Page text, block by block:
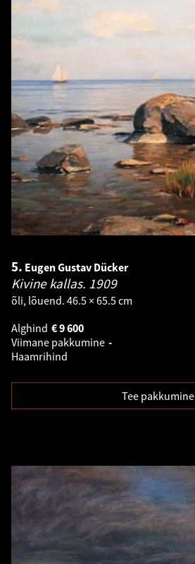
5. Eugen Gustav Dücker
Kivine kallas. 1909
õli, lõuend. 46.5 × 65.5 cm
Alghind
9 600
€
Viimane pakkumine -
Haamrihind
Tee pakkumine